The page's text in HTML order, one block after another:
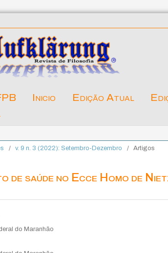
Inicio Edição Atual
/ v. 9 n. 3 (2022): Setembro-Dezembro / Artigos
de saúde no Ecce Homo de
do Maranhão